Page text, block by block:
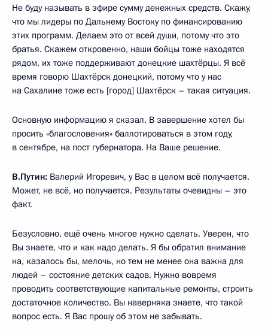
Не буду называть в эфире сумму денежных средств. Скажу,
что мы лидеры по Дальнему Востоку по финансированию
этих программ. Делаем это от всей души, потому что это
братья. Скажем откровенно, наши бойцы тоже находятся
рядом, их тоже поддерживают донецкие шахтёрцы. Я всё
время говорю Шахтёрск донецкий, потому что у нас
на Сахалине тоже есть [город] Шахтёрск – такая ситуация.
Основную информацию я сказал. В завершение хотел бы
просить «благословения» баллотироваться в этом году,
в сентябре, на пост губернатора. На Ваше решение.
В.Путин: Валерий Игоревич, у Вас в целом всё получается.
Может, не всё, но получается. Результаты очевидны – это
факт.
Безусловно, ещё очень многое нужно сделать. Уверен, что
Вы знаете, что и как надо делать. Я бы обратил внимание
на, казалось бы, мелочь, но тем не менее она важна для
людей – состояние детских садов. Нужно вовремя
проводить соответствующие капитальные ремонты, строить
достаточное количество. Вы наверняка знаете, что такой
вопрос есть. Я Вас прошу об этом не забывать.